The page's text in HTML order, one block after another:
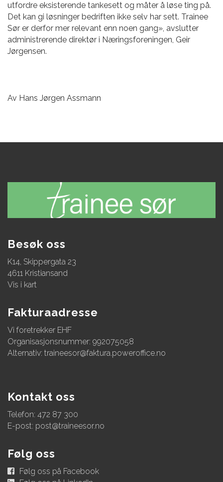
utfordre eksisterende tankesett og måter å løse ting på.
Det kan gi løsninger bedriften ikke selv har sett. Trainee
Sør er derfor mer relevant enn noen gang», avslutter
administrerende direktør i Næringsforeningen, Geir
Jørgensen.
Av Hans Jørgen Assmann
Besøk oss
K14, Skippergata 23
4611 Kristiansand
Vis i kart
Fakturaadresse
Vi foretrekker EHF
Organisasjonsnummer: 992075058
Alternativ: traineesor@faktura.poweroffice.no
Kontakt oss
Telefon: 472 87 300
E-post: post@traineesor.no
Følg oss
Følg oss på Facebook